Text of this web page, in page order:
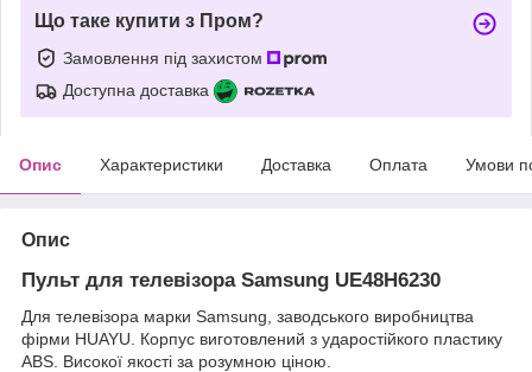
Що таке купити з Пром?
Замовлення під захистом
Доступна доставка
Опис Характеристики Доставка Оплата Умови
Опис
Пульт для телевізора Samsung UE48H6230
Для телевізора марки Samsung, заводського виробництва
фірми HUAYU. Корпус виготовлений з ударостійкого пластику
ABS. Високої якості за розумною ціною.